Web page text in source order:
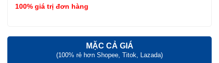
100% giá trị đơn hàng
MẶC CẢ GIÁ
(100% rẻ hơn Shopee, Titok, Lazada)